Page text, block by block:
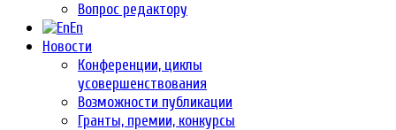
Вопрос редактору
En
Новости
Конференции, циклы
усовершенствования
Возможности публикации
Гранты, премии, конкурсы